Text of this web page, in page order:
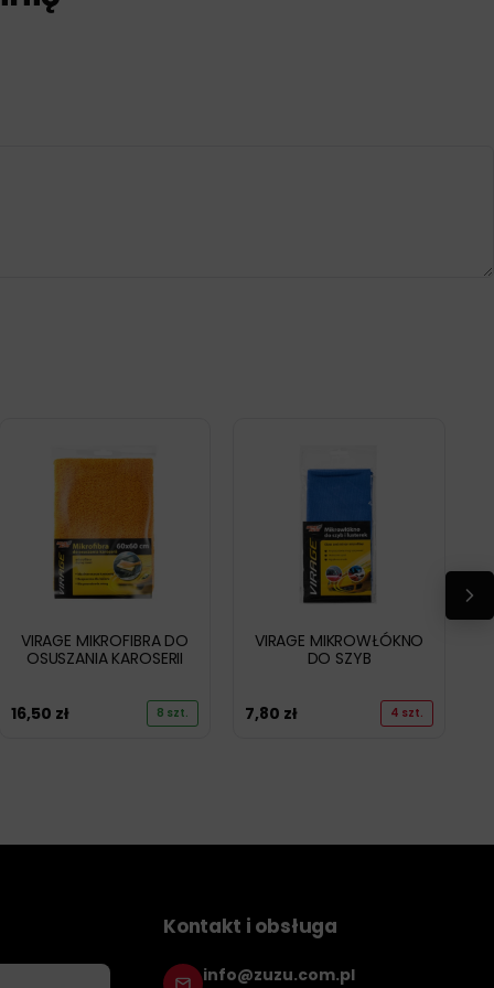
VIRAGE MIKROFIBRA DO
OSUSZANIA KAROSERII
16,50 zł 8 szt.
VIRAGE MIKROWŁÓKNO
DO SZYB
7,80 zł 4 szt.
Kontakt i obsługa
info@zuzu.com.pl